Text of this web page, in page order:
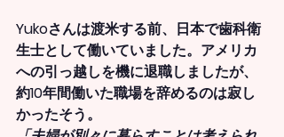
Yukoさんは渡米する前、日本で歯科衛
生士として働いていました。アメリカ
への引っ越しを機に退職しましたが、
約10年間働いた職場を辞めるのは寂し
かったそう。